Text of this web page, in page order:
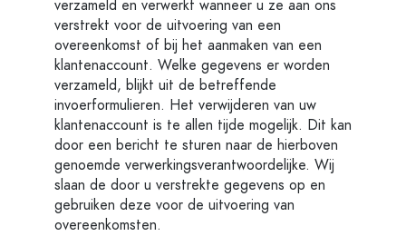
verzameld en verwerkt wanneer u ze aan ons
verstrekt voor de uitvoering van een
overeenkomst of bij het aanmaken van een
klantenaccount. Welke gegevens er worden
verzameld, blijkt uit de betreffende
invoerformulieren. Het verwijderen van uw
klantenaccount is te allen tijde mogelijk. Dit kan
door een bericht te sturen naar de hierboven
genoemde verwerkingsverantwoordelijke. Wij
slaan de door u verstrekte gegevens op en
gebruiken deze voor de uitvoering van
overeenkomsten.